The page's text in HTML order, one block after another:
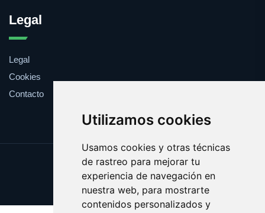
Utilizamos cookies
Usamos cookies y otras técnicas
de rastreo para mejorar tu
experiencia de navegación en
nuestra web, para mostrarte
contenidos personalizados y
Legal
Legal
Cookies
Contacto
Update cookies preferences
Copyright © 2025 ficcion.es